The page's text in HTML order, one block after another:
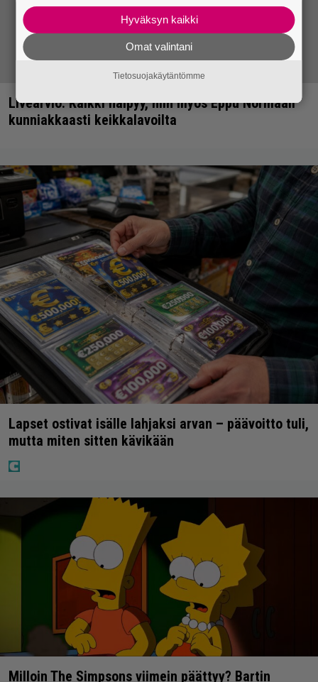
Livearvio: Kaikki häipyy, niin myös Eppu Normaali
kunniakkaasti keikkalavoilta
Lapset ostivat isälle lahjaksi arvan – päävoitto tuli,
mutta miten sitten kävikään
Milloin The Simpsons viimein päättyy? Bartin
Hyväksyn kaikki
Omat valintani
Tietosuojakäytäntömme